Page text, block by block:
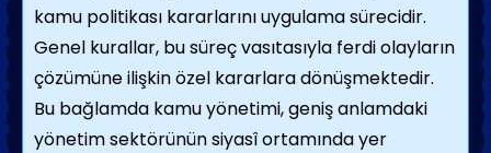
kamu politikası kararlarını uygulama sürecidir.
Genel kurallar, bu süreç vasıtasıyla ferdi olayların
çözümüne ilişkin özel karar­lara dönüşmektedir.
Bu bağlamda kamu yönetimi, geniş anlamdaki
yönetim sektörünün siyasî ortamında yer